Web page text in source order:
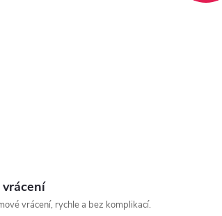
vrácení, rychle a bez komplikací.